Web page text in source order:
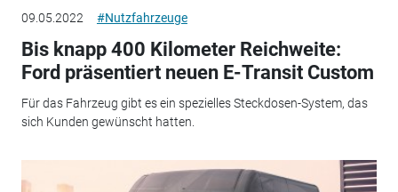
09.05.2022 #Nutzfahrzeuge
Bis knapp 400 Kilometer Reichweite:
Ford präsentiert neuen E-Transit Custom
Für das Fahrzeug gibt es ein spezielles Steckdosen-System, das
sich Kunden gewünscht hatten.